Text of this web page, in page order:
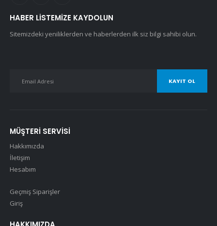
HABER LISTEMIZE KAYDOLUN
Sitemizdeki yeniliklerden ve haberlerden ilk siz bilgi sahibi olun.
MÜŞTERI SERVISI
Hakkımızda
İletişim
Hesabım
Geçmiş Siparişler
Giriş